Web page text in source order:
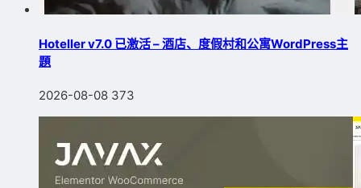
Hoteller v7.0 已激活 – 酒店、度假村和公寓WordPress主
題
2026-08-08 373